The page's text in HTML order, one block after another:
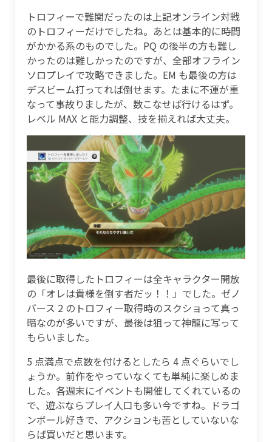
トロフィーで難関だったのは上記オンライン対戦
のトロフィーだけでしたね。あとは基本的に時間
がかかる系のものでした。PQ の後半の方も難し
かったのは難しかったのですが、全部オフライン
ソロプレイで攻略できました。EM も最後の方は
デスビーム打ってれば倒せます。たまに不運が重
なって事故りましたが、数こなせば行けるはず。
レベル MAX と能力調整、技を揃えれば大丈夫。
最後に取得したトロフィーは全キャラクター開放
の「オレは貴様を倒す者だッ！！」でした。ゼノ
バース 2 のトロフィー取得時のスクショって真っ
暗なのが多いですが、最後は狙って神龍に写って
もらいました。
5 点満点で点数を付けるとしたら 4 点ぐらいでし
ょうか。前作をやっていなくても単純に楽しめま
した。各週末にイベントも開催してくれているの
で、遊ぶならプレイ人口も多い今ですね。ドラゴ
ンボール好きで、アクションも苦としていないな
らば買いだと思います。